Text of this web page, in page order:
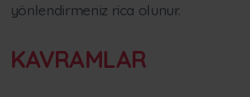
yönlendirmeniz rica olunur.
KAVRAMLAR